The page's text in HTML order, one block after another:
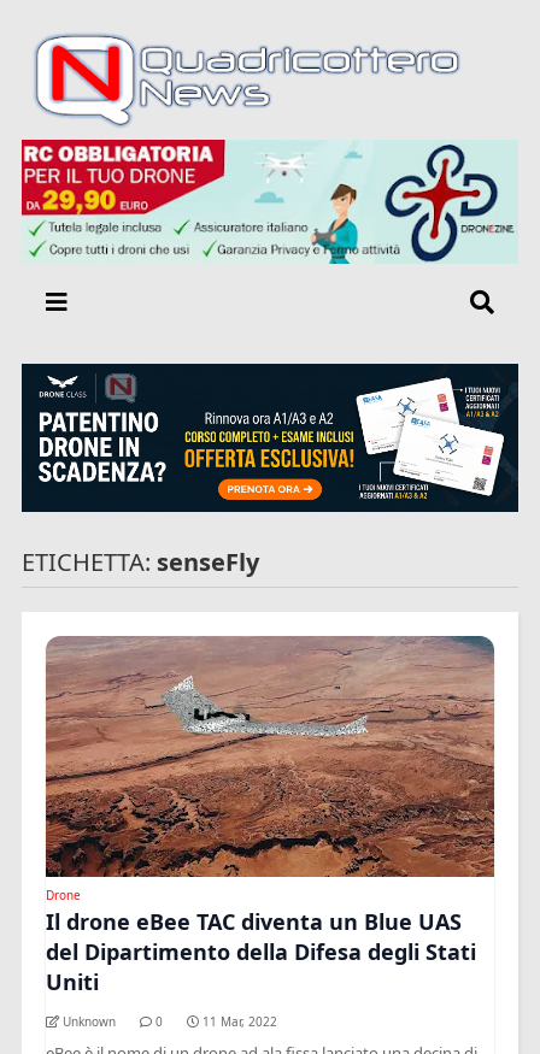
ETICHETTA: senseFly
Drone
Il drone eBee TAC diventa un Blue UAS
del Dipartimento della Difesa degli Stati
Uniti
Unknown 0 11 Mar, 2022